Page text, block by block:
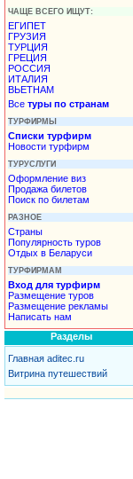
ЧАЩЕ ВСЕГО ИЩУТ:
ЕГИПЕТ
ГРУЗИЯ
ТУРЦИЯ
ГРЕЦИЯ
РОССИЯ
ИТАЛИЯ
ВЬЕТНАМ
Все туры по странам
ТУРФИРМЫ
Списки турфирм
Новости турфирм
ТУРУСЛУГИ
Оформление виз
Продажа билетов
Поиск по билетам
РАЗНОЕ
Страны
Популярность туров
Отдых в Беларуси
ТУРФИРМАМ
Вход для турфирм
Размещение туров
Размещение рекламы
Написать нам
Разделы
Главная aditec.ru
Витрина путешествий